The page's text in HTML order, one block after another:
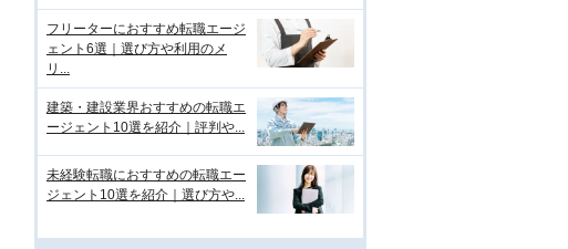
フリーターにおすすめ転職エージ
ェント6選｜選び方や利用のメ
リ...
建築・建設業界おすすめの転職エ
ージェント10選を紹介｜評判や...
未経験転職におすすめの転職エー
ジェント10選を紹介｜選び方や...